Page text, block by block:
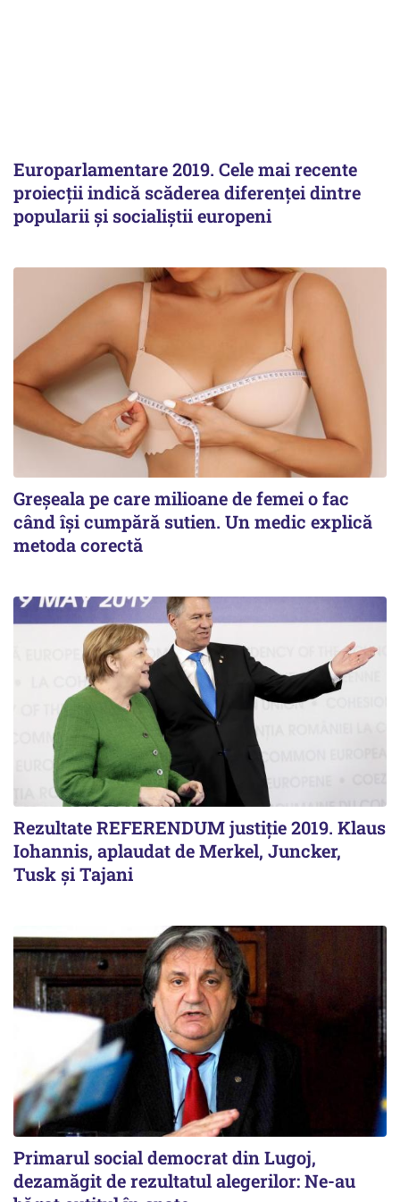
Europarlamentare 2019. Cele mai recente
proiecţii indică scăderea diferenţei dintre
popularii şi socialiştii europeni
Greșeala pe care milioane de femei o fac
când își cumpără sutien. Un medic explică
metoda corectă
Rezultate REFERENDUM justiție 2019. Klaus
Iohannis, aplaudat de Merkel, Juncker,
Tusk și Tajani
Primarul social democrat din Lugoj,
dezamăgit de rezultatul alegerilor: Ne-au